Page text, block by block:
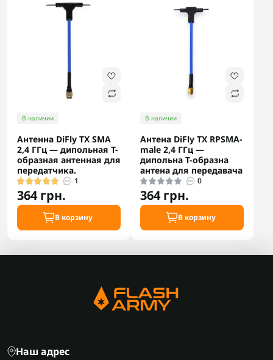
В наличии
Антенна DiFly TX SMA
2,4 ГГц — дипольная T-
образная антенная для
передатчика.
1
364 грн.
В корзину
В наличии
Антена DiFly TX RPSMA-
male 2,4 ГГц —
дипольна T-образна
антена для передавача
0
364 грн.
В корзину
Наш адрес